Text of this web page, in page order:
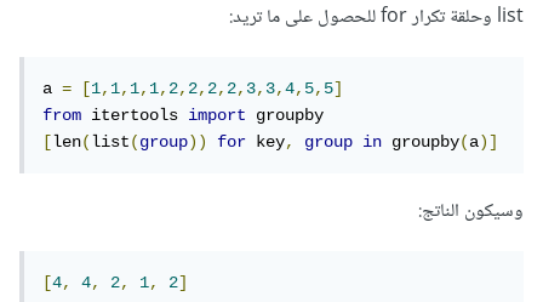
list وحلقة تكرار for للحصول على ما تريد:
a = [1,1,1,1,2,2,2,2,3,3,4,5,5]
from itertools import
groupby
[len(list(group)) for key, group in groupby(a)]
وسيكون الناتج:
[4, 4, 2, 1, 2]